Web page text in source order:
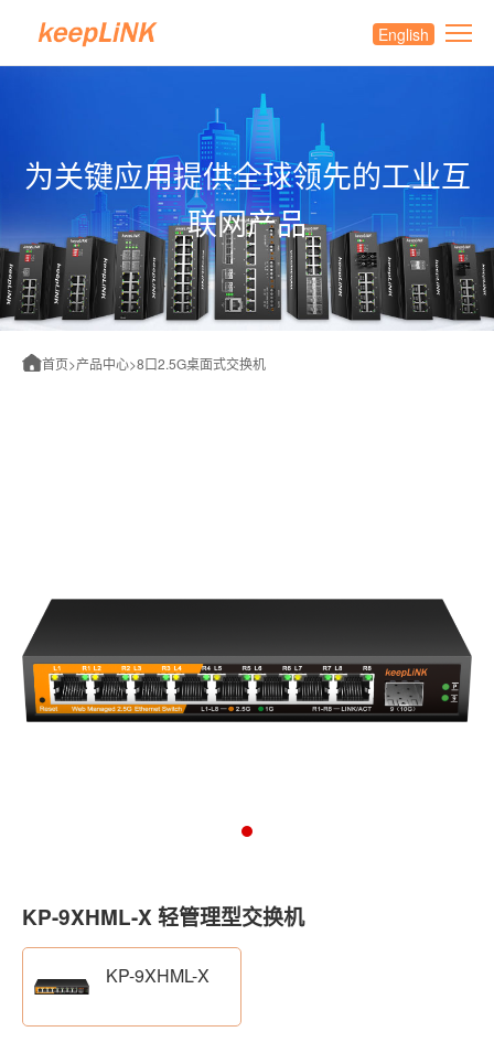
English
为关键应用提供全球领先的工业互
联网产品
首页>产品中心>8口2.5G桌面式交换机
KP-9XHML-X 轻管理型交换机
KP-9XHML-X